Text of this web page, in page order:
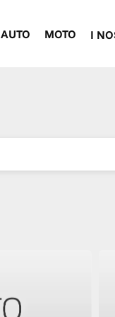
AUTO MOTO I